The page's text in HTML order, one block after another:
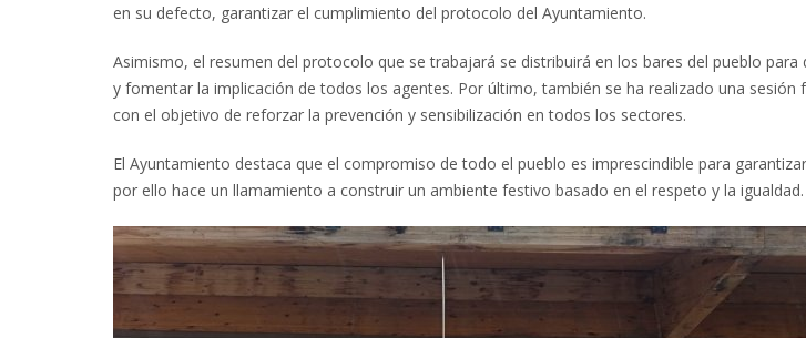
en su defecto, garantizar el cumplimiento del protocolo del Ayuntamiento.
Asimismo, el resumen del protocolo que se trabajará se distribuirá en los bares del pueblo
y fomentar la implicación de todos los agentes. Por último, también se ha realizado una
con el objetivo de reforzar la prevención y sensibilización en todos los sectores.
El Ayuntamiento destaca que el compromiso de todo el pueblo es imprescindible para
por ello hace un llamamiento a construir un ambiente festivo basado en el respeto y la igualdad.